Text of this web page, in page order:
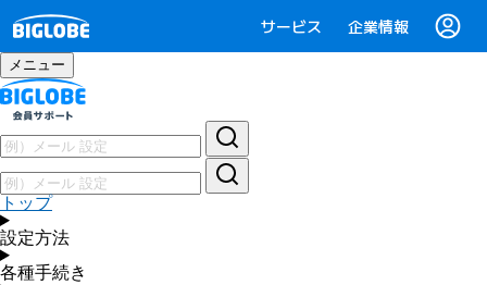
サービス 企業情報
メニュー
トップ
設定方法
各種手続き